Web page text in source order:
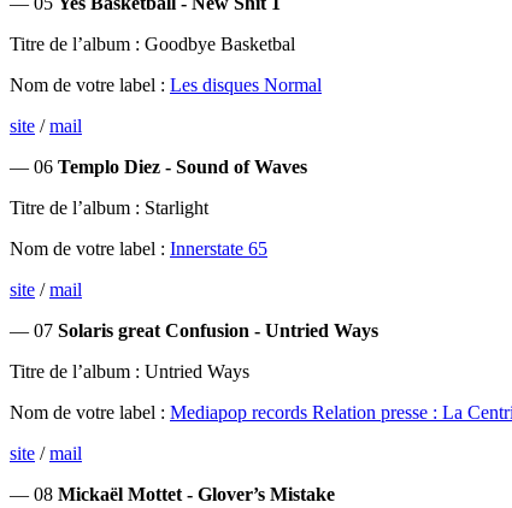
Titre de l’album : Goodbye Basketbal
Nom de votre label : Les disques Normal
site /mail
— 06 Templo Diez - Sound of Waves
Titre de l’album : Starlight
Nom de votre label : Innerstate 65
site /mail
— 07 Solaris great Confusion - Untried Ways
Titre de l’album : Untried Ways
Nom de votre label : Mediapop records Relation presse : La
site /mail
— 08 Mickaël Mottet - Glover’s Mistake